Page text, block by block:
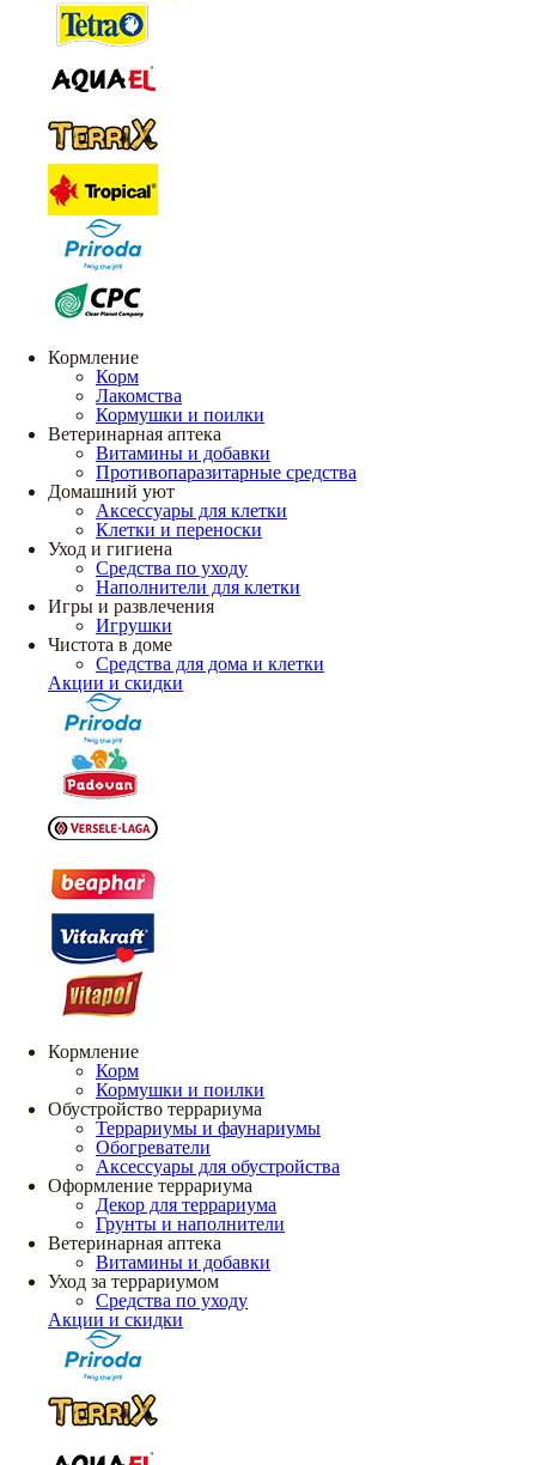
Кормление
Корм
Лакомства
Кормушки и поилки
Ветеринарная аптека
Витамины и добавки
Противопаразитарные средства
Домашний уют
Аксессуары для клетки
Клетки и переноски
Уход и гигиена
Средства по уходу
Наполнители для клетки
Игры и развлечения
Игрушки
Чистота в доме
Средства для дома и клетки
Акции и скидки
Кормление
Корм
Кормушки и поилки
Обустройство террариума
Террариумы и фаунариумы
Обогреватели
Аксессуары для обустройства
Оформление террариума
Декор для террариума
Грунты и наполнители
Ветеринарная аптека
Витамины и добавки
Уход за террариумом
Средства по уходу
Акции и скидки